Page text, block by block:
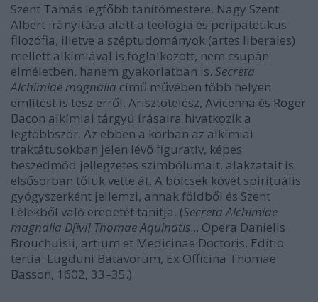
Szent Tamás legfőbb tanítómestere, Nagy Szent
Albert irányítása alatt a teológia és peripatetikus
filozófia, illetve a széptudományok (artes liberales)
mellett alkímiával is foglalkozott, nem csupán
elméletben, hanem gyakorlatban is. Secreta
Alchimiae magnalia című művében több helyen
említést is tesz erről. Arisztotelész, Avicenna és Roger
Bacon alkímiai tárgyú írásaira hivatkozik a
legtöbbször. Az ebben a korban az alkímiai
traktátusokban jelen lévő figuratív, képes
beszédmód jellegzetes szimbólumait, alakzatait is
elsősorban tőlük vette át. A bölcsek kövét spirituális
gyógyszerként jellemzi, annak földből és Szent
Lélekből való eredetét tanítja. (Secreta Alchimiae
magnalia D[ivi] Thomae Aquinatis... Opera Danielis
Brouchuisii, artium et Medicinae Doctoris. Editio
tertia. Lugduni Batavorum, Ex Officina Thomae
Basson, 1602, 33–35.)